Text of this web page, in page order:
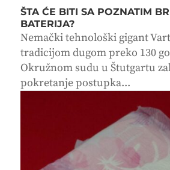
ŠTA ĆE BITI SA POZNATIM
BATERIJA?
Nemački tehnološki gigant
tradicijom dugom preko 130
Okružnom sudu u Štutgartu
pokretanje postupka...